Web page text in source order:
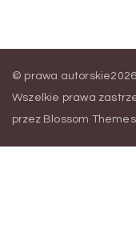
© prawa autorskie2026
Wszelkie prawa
przez Blossom Themes